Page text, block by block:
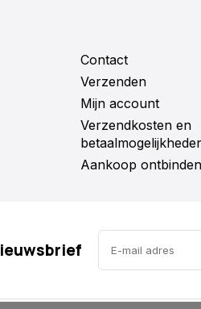
Contact
Verzenden
Mijn account
Verzendkosten en
Aankoop ontbinden